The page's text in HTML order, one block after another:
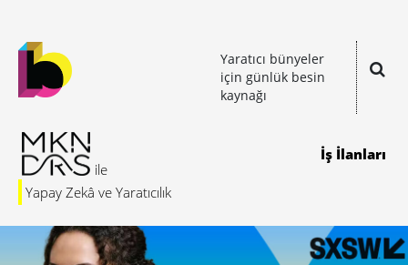
Yaratıcı bünyeler
için günlük besin
kaynağı
Yapay Zekâ ve Yaratıcılık
İş İlanları